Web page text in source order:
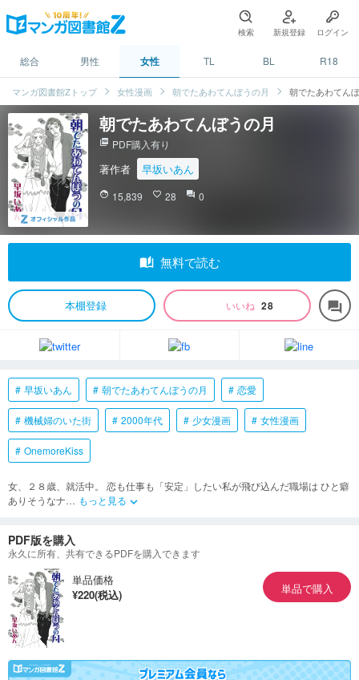
検索 新規登録 ログイン
総合 男性 女性 TL BL R18
マンガ図書館Zトップ 女性漫画 朝でたあわてんぼうの月 朝でたあわてん
朝でたあわてんぼうの月
picture_as_pdf PDF購入有り
著作者 早坂いあん
face 15,839 favorite_border 28 question_answer 0
auto_stories 無料で読む
本棚登録 いいね 28 forum
早坂いあん 朝でたあわてんぼうの月 恋愛
機械婦のいた街 2000年代 少女漫画 女性漫画
OnemoreKiss
女、２８歳、就活中。 恋も仕事も「安定」したい私が飛び込んだ職場は ひと癖
ありそうなナ… もっと見る keyboard_arrow_down
PDF版を購入
永久に所有、共有できるPDFを購入できます
単品価格
¥220(税込)
単品で購入